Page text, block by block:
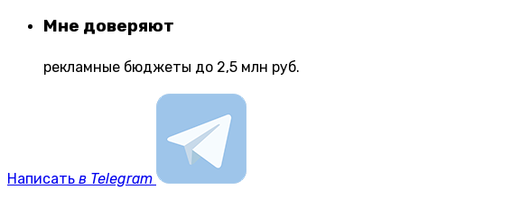
Мне доверяют
рекламные бюджеты до 2,5 млн руб.
Написать в Telegram